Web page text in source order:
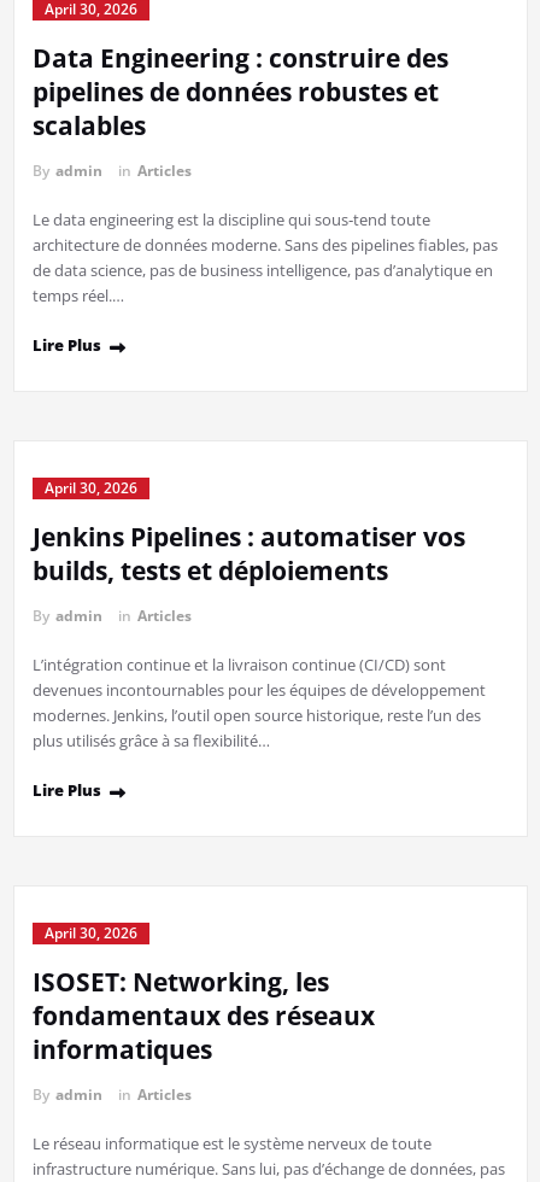
April 30, 2026
Data Engineering : construire des
pipelines de données robustes et
scalables
By admin in Articles
Le data engineering est la discipline qui sous‑tend toute
architecture de données moderne. Sans des pipelines fiables, pas
de data science, pas de business intelligence, pas d’analytique en
temps réel.…
Lire Plus
April 30, 2026
Jenkins Pipelines : automatiser vos
builds, tests et déploiements
By admin in Articles
L’intégration continue et la livraison continue (CI/CD) sont
devenues incontournables pour les équipes de développement
modernes. Jenkins, l’outil open source historique, reste l’un des
plus utilisés grâce à sa flexibilité…
Lire Plus
April 30, 2026
ISOSET: Networking, les
fondamentaux des réseaux
informatiques
By admin in Articles
Le réseau informatique est le système nerveux de toute
infrastructure numérique. Sans lui, pas d’échange de données, pas